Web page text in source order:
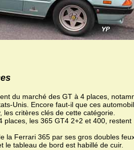
du marché des GT à 4 places,
Unis. Encore faut-il que ces
les critères clés de cette catégorie.
places, les 365 GT4 2+2 et 400, restent
la Ferrari 365 par ses gros doubles
le tableau de bord est habillé de cuir.